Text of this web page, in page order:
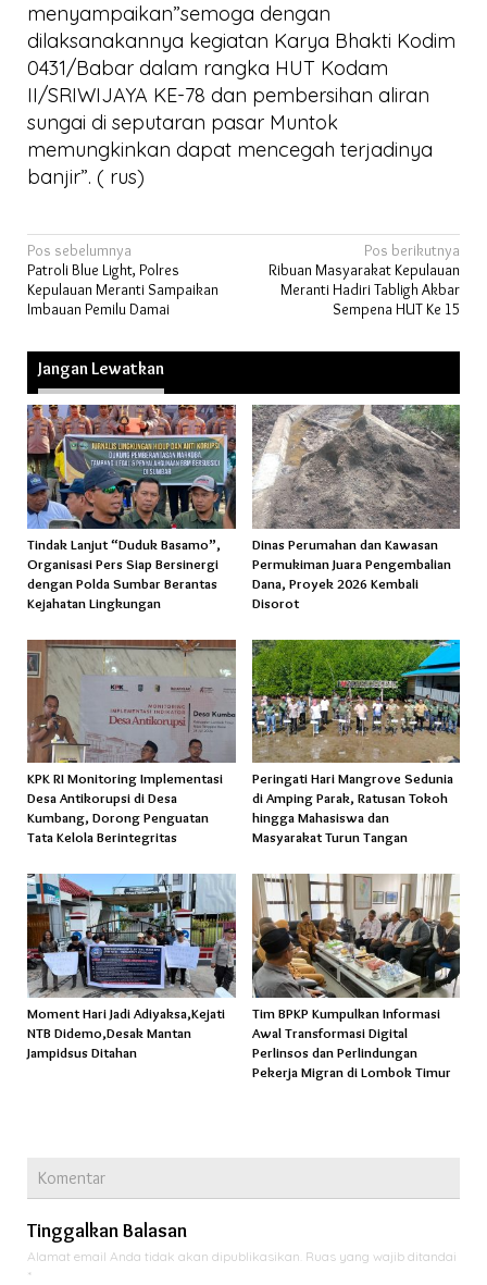
menyampaikan”semoga dengan
dilaksanakannya kegiatan Karya Bhakti Kodim
0431/Babar dalam rangka HUT Kodam
II/SRIWIJAYA KE-78 dan pembersihan aliran
sungai di seputaran pasar Muntok
memungkinkan dapat mencegah terjadinya
banjir”. ( rus)
Navigasi
pos
Pos sebelumnya
Patroli Blue Light, Polres
Kepulauan Meranti Sampaikan
Imbauan Pemilu Damai
Pos berikutnya
Ribuan Masyarakat Kepulauan
Meranti Hadiri Tabligh Akbar
Sempena HUT Ke 15
Jangan Lewatkan
Tindak Lanjut “Duduk Basamo”,
Organisasi Pers Siap Bersinergi
dengan Polda Sumbar Berantas
Kejahatan Lingkungan
Dinas Perumahan dan Kawasan
Permukiman Juara Pengembalian
Dana, Proyek 2026 Kembali
Disorot
KPK RI Monitoring Implementasi
Desa Antikorupsi di Desa
Kumbang, Dorong Penguatan
Tata Kelola Berintegritas
Peringati Hari Mangrove Sedunia
di Amping Parak, Ratusan Tokoh
hingga Mahasiswa dan
Masyarakat Turun Tangan
Moment Hari Jadi Adiyaksa,Kejati
NTB Didemo,Desak Mantan
Jampidsus Ditahan
Tim BPKP Kumpulkan Informasi
Awal Transformasi Digital
Perlinsos dan Perlindungan
Pekerja Migran di Lombok Timur
Komentar
Tinggalkan Balasan
Alamat email Anda tidak akan dipublikasikan. Ruas yang wajib ditandai
*